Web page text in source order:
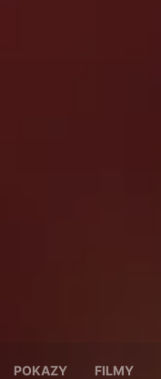
POKAZY FILMY